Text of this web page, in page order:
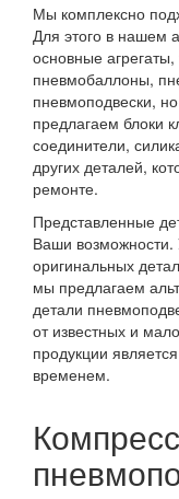
Мы комплексно
Для этого в нашем
основные
пневмобаллоны,
пневмоподвески,
предлагаем блоки
соединители,
других деталей,
ремонте.
Представленные
Ваши возможности.
оригинальных
мы предлагаем
детали
от известных и
продукции
временем.